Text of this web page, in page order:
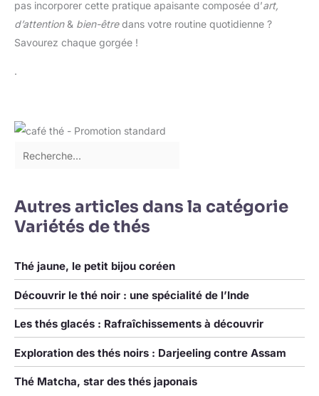
pas incorporer cette pratique apaisante composée d’art,
d’attention& bien-êtredans votre routine quotidienne ?
Savourez chaque gorgée !
.
Autres articles dans la catégorie
Variétés de thés
Thé jaune, le petit bijou coréen
Découvrir le thé noir : une spécialité de l’Inde
Les thés glacés : Rafraîchissements à découvrir
Exploration des thés noirs : Darjeeling contre Assam
Thé Matcha, star des thés japonais